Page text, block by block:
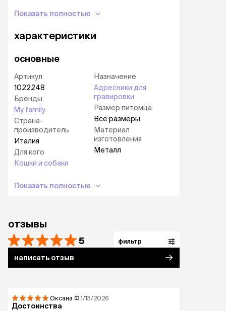
МАГАЗИНОВ
Показать полностью
характеристики
основные
Артикул
1022248
Бренды
My family
Страна-
производитель
Италия
Для кого
Кошки и собаки
Назначение
Адресники для
гравировки
Размер питомца
Все размеры
Материал
изготовления
Металл
Показать полностью
отзывы
5 фильтр
написать отзыв
Оксана Ф.1/13/2026
Достоинства